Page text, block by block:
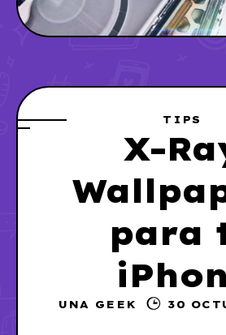
TIPS
X-
para
UNA GEEK 30